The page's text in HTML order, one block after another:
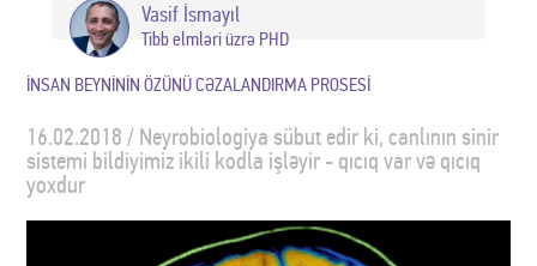
Vasif İsmayıl
Tibb elmləri üzrə PHD
İNSAN BEYNİNİN ÖZÜNÜ CƏZALANDIRMA PROSESİ
16.02.2018 / Neyrobiologiya sübut edir ki, canlının sinir
sistemi bildiyimiz ikili kodla işləyir - qıcıq var və qıcıq
yoxdur